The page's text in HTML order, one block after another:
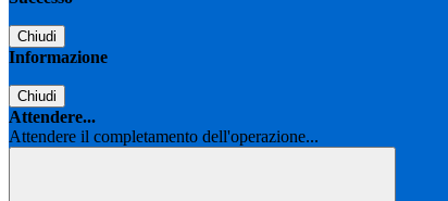
Chiudi
Informazione
Chiudi
Attendere...
Attendere il completamento dell'operazione...